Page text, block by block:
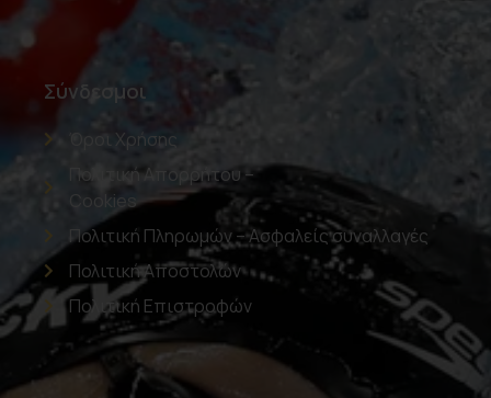
Σύνδεσμοι
Όροι Χρήσης
Πολιτική Απορρήτου –
Cookies
Πολιτική Πληρωμών – Ασφαλείς συναλλαγές
Πολιτική Αποστολών
Πολιτική Επιστροφών